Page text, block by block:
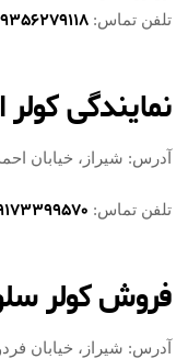
تلفن تماس:
نمایندگی کولر
آدرس: شیراز، خیابان
تلفن تماس:
فروش کولر
آدرس: شیراز، خیابان